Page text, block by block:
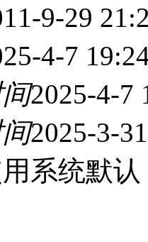
9-29
4-7
2025-4-7
2025-3-
系统默认